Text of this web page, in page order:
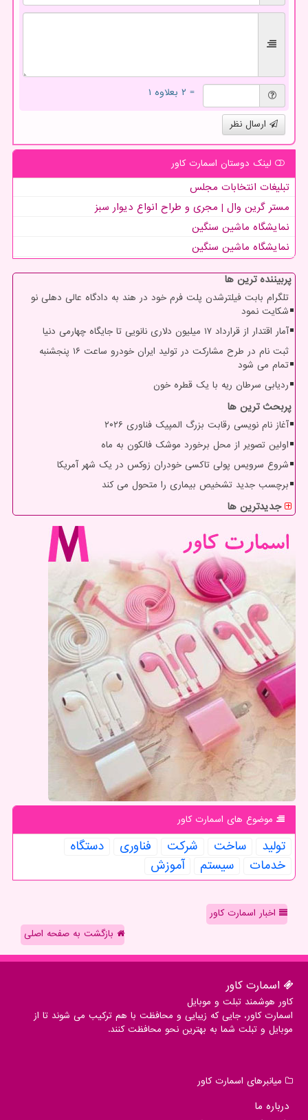
= ۲ بعلاوه ۱
ارسال نظر
لینک دوستان اسمارت كاور
تبلیغات انتخابات مجلس
مستر گرین وال | مجری و طراح انواع دیوار سبز
نمایشگاه ماشین سنگین
نمایشگاه ماشین سنگین
پربیننده ترین ها
تلگرام بابت فیلترشدن پلت فرم خود در هند به دادگاه عالی دهلی نو
شکایت نمود
آمار اقتدار از قرارداد ۱۷ میلیون دلاری نانویی تا جایگاه چهارمی دنیا
ثبت نام در طرح مشارکت در تولید ایران خودرو ساعت ۱۶ پنجشنبه
تمام می شود
ردیابی سرطان ریه با یک قطره خون
پربحث ترین ها
آغاز نام نویسی رقابت بزرگ المپیک فناوری ۲۰۲۶
اولین تصویر از محل برخورد موشک فالکون به ماه
شروع سرویس پولی تاکسی خودران زوکس در یک شهر آمریکا
برچسب جدید تشخیص بیماری را متحول می کند
جدیدترین ها
موضوع های اسمارت كاور
تولید ساخت شركت فناوری
دستگاه
خدمات
سیستم آموزش
اخبار اسمارت کاور
بازگشت به صفحه اصلی
اسمارت كاور
کاور هوشمند تبلت و موبایل
اسمارت کاور، جایی که زیبایی و محافظت با هم ترکیب می شوند تا از
موبایل و تبلت شما به بهترین نحو محافظت کنند.
میانبرهای اسمارت كاور
درباره ما